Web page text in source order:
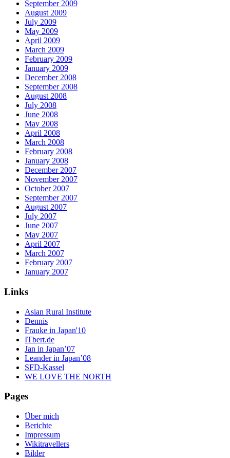
September 2009
August 2009
July 2009
May 2009
April 2009
March 2009
February 2009
January 2009
December 2008
September 2008
August 2008
July 2008
June 2008
May 2008
April 2008
March 2008
February 2008
January 2008
December 2007
November 2007
October 2007
September 2007
August 2007
July 2007
June 2007
May 2007
April 2007
March 2007
February 2007
January 2007
Links
Asian Rural Institute
Dennis
Frauke in Japan'10
ITbert.de
Jan in Japan’07
Leander in Japan’08
SFD-Kassel
WE LOVE THE NORTH
Pages
Über mich
Berichte
Impressum
Wikitravellers
Bilder